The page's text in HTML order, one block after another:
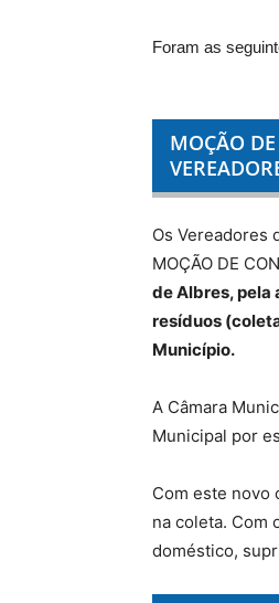
Foram as
MOÇÃO
Os Vereadores
MOÇÃO DE
de Albres, pela
resíduos
Município.
A Câmara
Municipal por
Com este novo
na coleta. Com
doméstico,